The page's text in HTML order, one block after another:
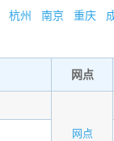
杭州 南京 重庆
网点
网点